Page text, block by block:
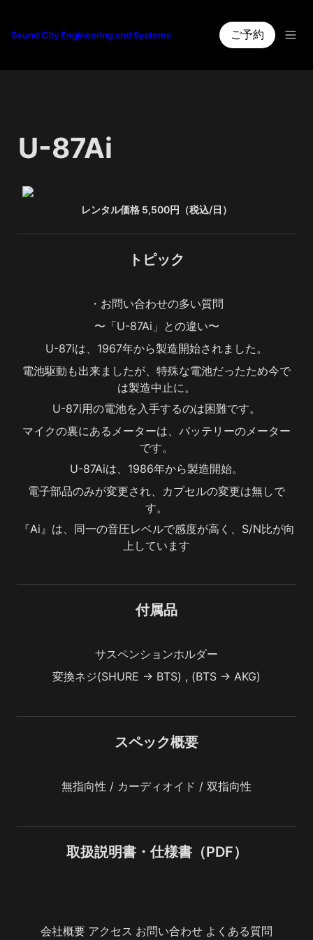
Sound City Engineering and Systems ご予約
U-87Ai
レンタル価格 5,500円（税込/日）
トピック
・お問い合わせの多い質問
〜「U-87Ai」との違い〜
U-87iは、1967年から製造開始されました。
電池駆動も出来ましたが、特殊な電池だったため今で
は製造中止に。
U-87i用の電池を入手するのは困難です。
マイクの裏にあるメーターは、バッテリーのメーター
です。
U-87Aiは、1986年から製造開始。
電子部品のみが変更され、カプセルの変更は無しで
す。
『Ai』は、同一の音圧レベルで感度が高く、S/N比が向
上しています
付属品
サスペンションホルダー
変換ネジ(SHURE -> BTS) , (BTS -> AKG)
スペック概要
無指向性 / カーディオイド / 双指向性
取扱説明書・仕様書（PDF）
会社概要 アクセス お問い合わせ よくある質問